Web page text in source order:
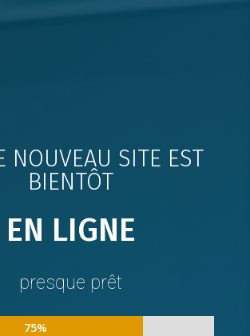
NOUVEAU SITE EST
BIENTÔT
EN LIGNE
presque prêt
75%
75%